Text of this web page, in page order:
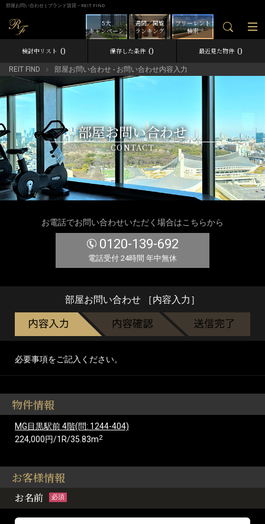
部屋お問い合わせ | ブランド賃貸－REIT FIND
フリーレント
検索
週間／閲覧
ランキング
5大
キャンペーン
検討中リスト 0 保存した条件 0 最近見た物件 0
REIT FIND 部屋お問い合わせ - お問い合わせ内容入力
部屋お問い合わせ
CONTACT
お電話でお問い合わせいただく場合はこちらから
0120-139-692
電話受付 24時間 年中無休
部屋お問い合わせ ［内容入力］
必要事項をご記入ください。
物件情報
MG目黒駅前 4階(問: 1244-404)
224,000円/1R/35.83m2
お客様情報
お名前 必須